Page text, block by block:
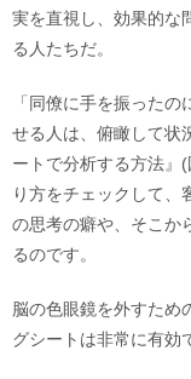
実を直視し、効果的な
る人たちだ。
「同僚に手を振った
せる人は、俯瞰して状
ートで分析する方法』
り方をチェックして、
の思考の癖や、そこか
るのです。
脳の色眼鏡を外すため
グシートは非常に有効